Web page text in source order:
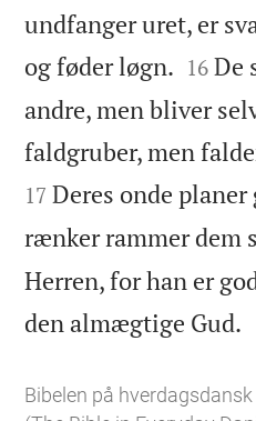
undfanger uret, er
og føder løgn. 

16 De
andre, men bliver
faldgruber, men
17 Deres onde planer
rænker rammer dem
Herren, for han er
den almægtige Gud.
Bibelen på